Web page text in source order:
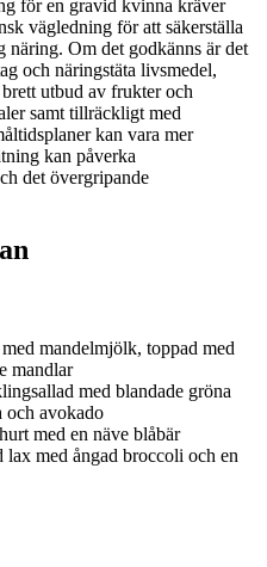
för en gravid kvinna kräver
vägledning för att säkerställa
Om det godkänns är det
och näringstäta livsmedel,
utbud av frukter och
samt tillräckligt med
kan vara mer
kan påverka
det övergripande
mandelmjölk, toppad med
mandlar
med blandade gröna
och avokado
med en näve blåbär
med ångad broccoli och en